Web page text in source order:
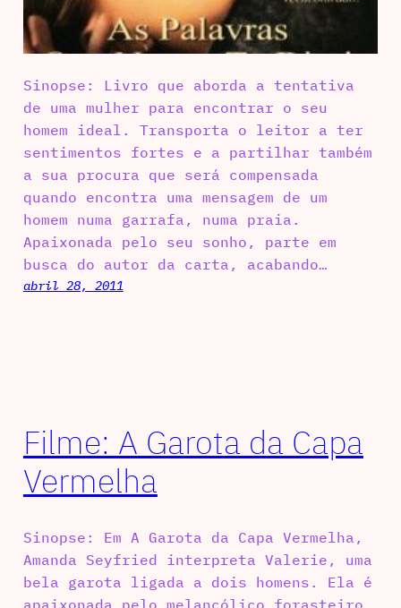
Sinopse: Livro que aborda a tentativa
de uma mulher para encontrar o seu
homem ideal. Transporta o leitor a ter
sentimentos fortes e a partilhar também
a sua procura que será compensada
quando encontra uma mensagem de um
homem numa garrafa, numa praia.
Apaixonada pelo seu sonho, parte em
busca do autor da carta, acabando…
abril 28, 2011
Filme: A Garota da Capa
Vermelha
Sinopse: Em A Garota da Capa Vermelha,
Amanda Seyfried interpreta Valerie, uma
bela garota ligada a dois homens. Ela é